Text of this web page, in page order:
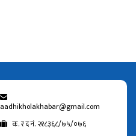
aadhikholakhabar@gmail.com
क. र द नं. २१८३६८/७५/०७६